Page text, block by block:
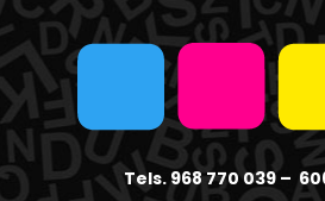
Tels. 968 770 039 –